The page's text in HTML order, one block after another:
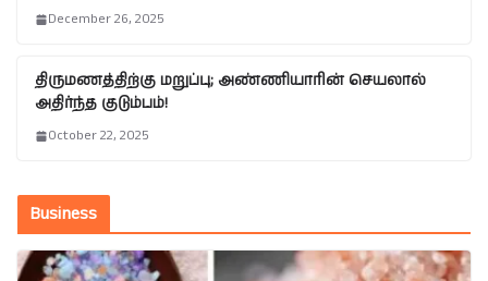
December 26, 2025
திருமணத்திற்கு மறுப்பு; அண்ணியாரின் செயலால்
அதிர்ந்த குடும்பம்!
October 22, 2025
Business